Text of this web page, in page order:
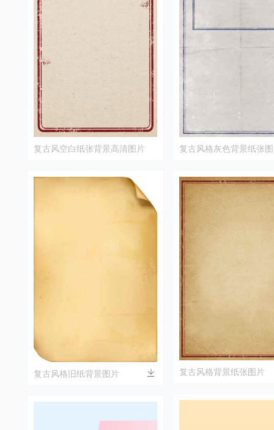
复古风空白纸张背景高清图片
复古风格旧纸背景图片
复古风格灰色背景纸张
复古风格背景纸张图片